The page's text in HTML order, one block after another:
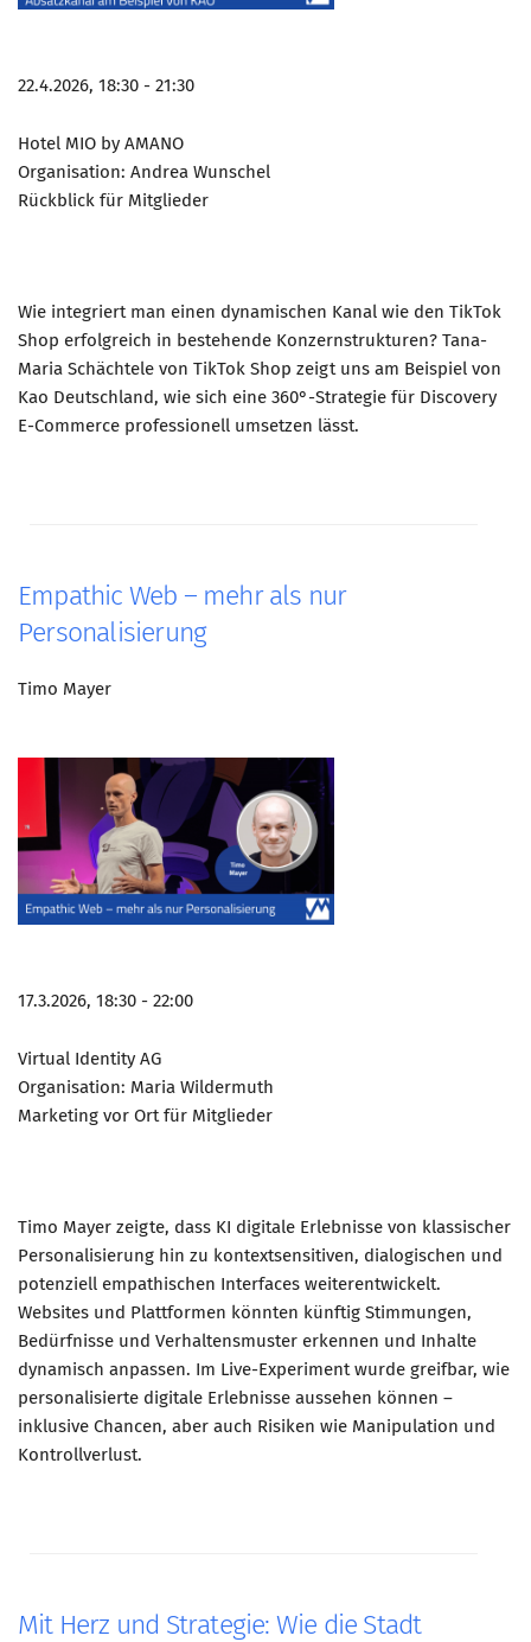
22.4.2026, 18:30 - 21:30
Hotel MIO by AMANO
Organisation: Andrea Wunschel
Rückblick für Mitglieder
Wie integriert man einen dynamischen Kanal wie den TikTok
Shop erfolgreich in bestehende Konzernstrukturen? Tana-
Maria Schächtele von TikTok Shop zeigt uns am Beispiel von
Kao Deutschland, wie sich eine 360°-Strategie für Discovery
E-Commerce professionell umsetzen lässt.
Empathic Web – mehr als nur
Personalisierung
Timo Mayer
17.3.2026, 18:30 - 22:00
Virtual Identity AG
Organisation: Maria Wildermuth
Marketing vor Ort für Mitglieder
Timo Mayer zeigte, dass KI digitale Erlebnisse von klassischer
Personalisierung hin zu kontextsensitiven, dialogischen und
potenziell empathischen Interfaces weiterentwickelt.
Websites und Plattformen könnten künftig Stimmungen,
Bedürfnisse und Verhaltensmuster erkennen und Inhalte
dynamisch anpassen. Im Live-Experiment wurde greifbar, wie
personalisierte digitale Erlebnisse aussehen können –
inklusive Chancen, aber auch Risiken wie Manipulation und
Kontrollverlust.
Mit Herz und Strategie: Wie die Stadt